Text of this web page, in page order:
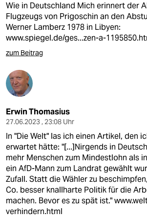
Wie in Deutschland Mich erinnert der
Flugzeugs von Prigoschin an den
Werner Lamberz 1978 in Libyen:
www.spiegel.de/ges...zen-a-
zum Beitrag
Erwin Thomasius
27.06.2023 , 23:08 Uhr
In "Die Welt" las ich einen Artikel, den
erwartet hätte: "[...]Nirgends in
mehr Menschen zum Mindestlohn als
ein AfD-Mann zum Landrat gewählt
Zufall. Statt die Wähler zu
Co. besser knallharte Politik für die
machen. Bevor es zu spät ist."
verhindern.html